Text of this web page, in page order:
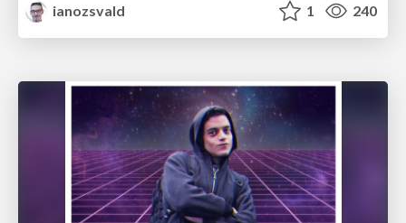
ianozsvald
1 240